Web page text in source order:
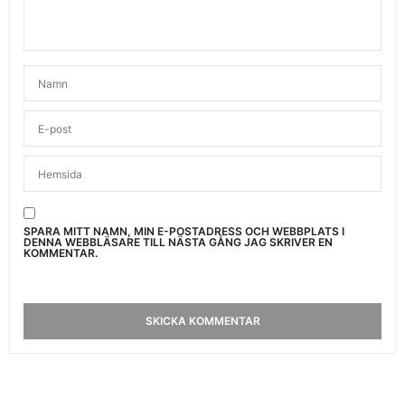
SPARA MITT NAMN, MIN E-POSTADRESS OCH WEBBPLATS I
DENNA WEBBLÄSARE TILL NÄSTA GÅNG JAG SKRIVER EN
KOMMENTAR.